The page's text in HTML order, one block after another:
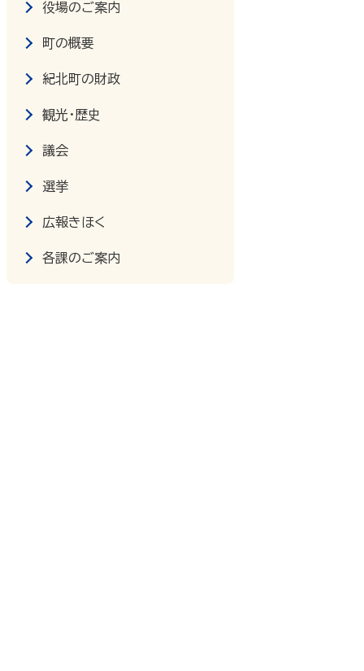
役場のご案内
町の概要
紀北町の財政
観光・歴史
議会
選挙
広報きほく
各課のご案内